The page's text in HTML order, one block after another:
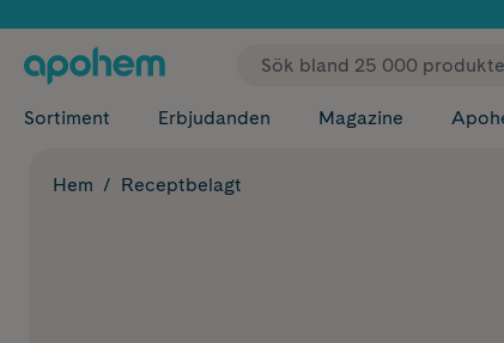
Sortiment Erbjudanden Magazine
Hem Receptbelagt